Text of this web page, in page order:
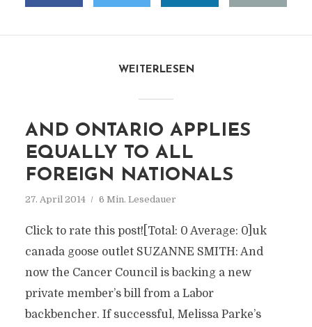
WEITERLESEN
AND ONTARIO APPLIES
EQUALLY TO ALL
FOREIGN NATIONALS
27. April 2014 6 Min. Lesedauer
Click to rate this post![Total: 0 Average: 0]uk
canada goose outlet SUZANNE SMITH: And
now the Cancer Council is backing a new
private member’s bill from a Labor
backbencher. If successful, Melissa Parke’s